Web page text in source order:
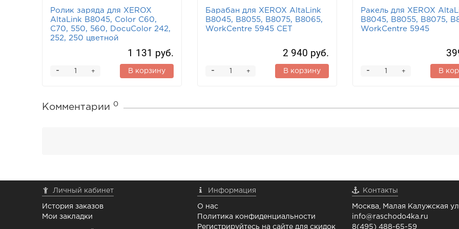
Ролик заряда для XEROX
AltaLink B8045, Color C60,
C70, 550, 560, DocuColor 242,
252, 250 цветной
1 131 руб.
+
- В корзину
Барабан для XEROX AltaLink
B8045, B8055, B8075, B8065,
WorkCentre 5945 CET
2 940 руб.
+
- В корзину
Ракель для XEROX
B8045, B8055, B8075,
WorkCentre 5945
+
- В
Комментарии 0
Личный кабинет
История заказов
Мои закладки
Информация
О нас
Политика конфиденциальности
Регистрируйтесь на сайте для скидок
Контакты
Москва, Малая Калужская ул.
info@raschodo4ka.ru
8(495) 488-65-59